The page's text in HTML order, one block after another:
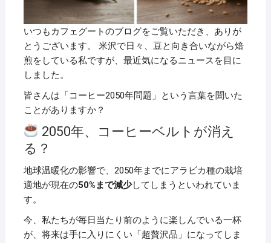
いつもカフェグートのブログをご覧いただき、ありが
とうございます。 米沢で日々、豆と向き合いながら焙
煎をしている私ですが、最近気になるニュースを目に
しました。
皆さんは「コーヒー2050年問題」という言葉を聞いた
ことがありますか？
2050年、コーヒーベルトが消え
る？
地球温暖化の影響で、2050年までにアラビカ種の栽培
適地が現在の50%まで減少してしまうといわれていま
す。
今、私たちが毎日当たり前のように楽しんでいる一杯
が、将来は手に入りにくい「超贅沢品」になってしま